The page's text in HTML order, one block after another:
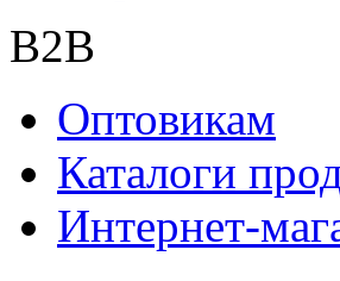
B2B
Оптовикам
Каталоги
Интернет-